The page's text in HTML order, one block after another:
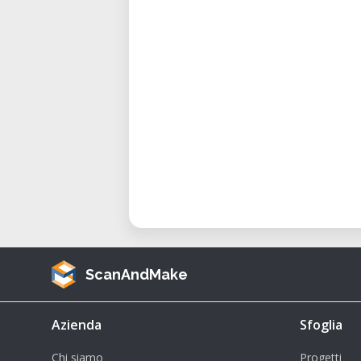
ScanAndMake
Azienda
Chi siamo
Sfoglia
Progetti